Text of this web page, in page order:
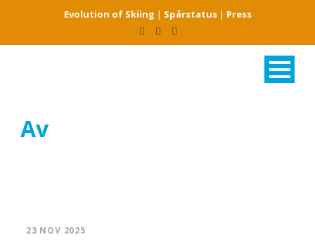
Evolution of Skiing | Spårstatus| Press
Av
23 NOV 2025